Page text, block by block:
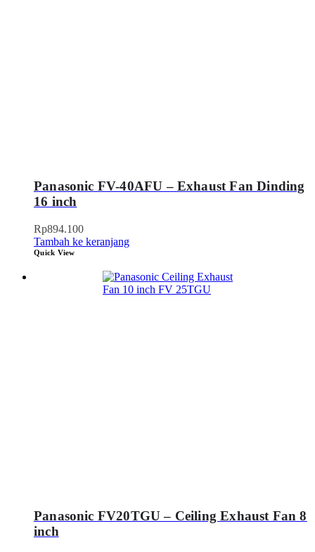
Panasonic FV-40AFU – Exhaust Fan Dinding
16 inch
Rp894.100
Tambah ke keranjang
Quick View
Panasonic FV20TGU – Ceiling Exhaust Fan 8
inch